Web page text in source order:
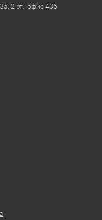
2 эт., офис 436